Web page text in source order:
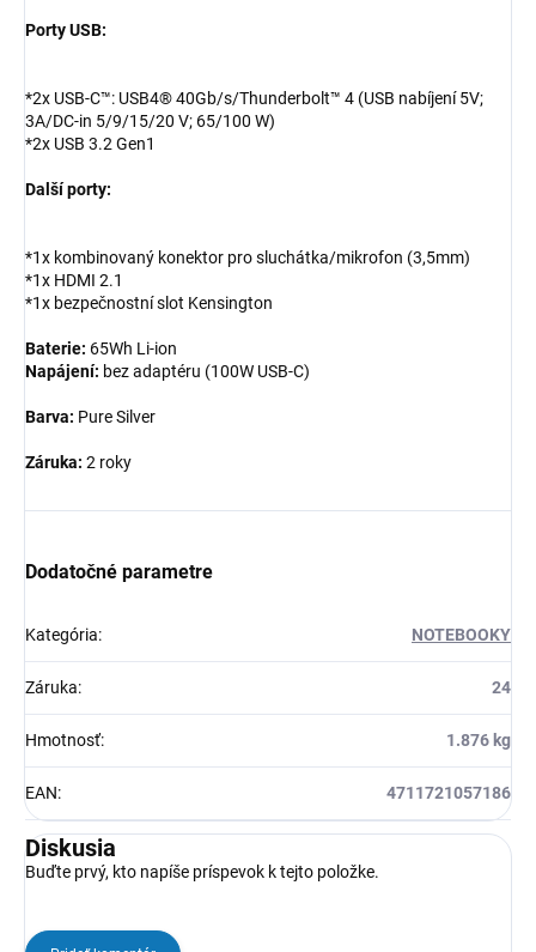
Porty USB:
*2x USB-C™: USB4® 40Gb/s/Thunderbolt™ 4 (USB nabíjení 5V;
3A/DC-in 5/9/15/20 V; 65/100 W)
*2x USB 3.2 Gen1
Další porty:
*1x kombinovaný konektor pro sluchátka/mikrofon (3,5mm)
*1x HDMI 2.1
*1x bezpečnostní slot Kensington
Baterie: 65Wh Li-ion
Napájení: bez adaptéru (100W USB-C)
Barva: Pure Silver
Záruka: 2 roky
Dodatočné parametre
Kategória: NOTEBOOKY
Záruka: 24
Hmotnosť: 1.876 kg
EAN: 4711721057186
Diskusia
Buďte prvý, kto napíše príspevok k tejto položke.